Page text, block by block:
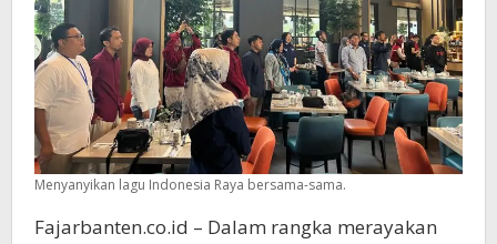
Menyanyikan lagu Indonesia Raya bersama-sama.
Fajarbanten.co.id – Dalam rangka merayakan